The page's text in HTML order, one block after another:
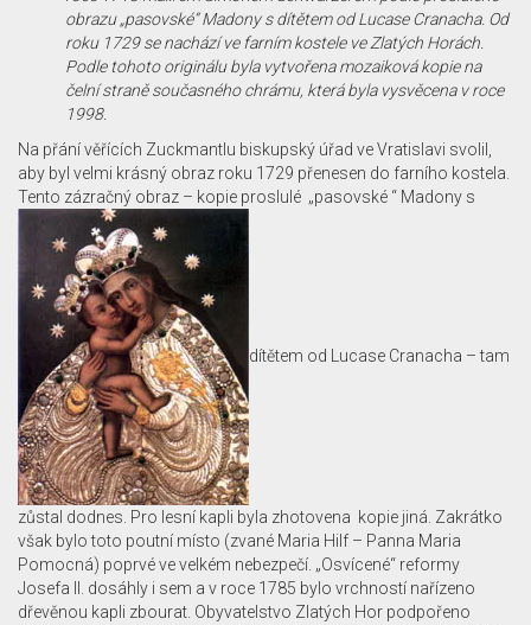
obrazu „pasovské“ Madony s dítětem od Lucase Cranacha. Od
roku 1729 se nachází ve farním kostele ve Zlatých Horách.
Podle tohoto originálu byla vytvořena mozaiková kopie na
čelní straně současného chrámu, která byla vysvěcena v roce
1998.
Na přání věřících Zuckmantlu biskupský úřad ve Vratislavi svolil,
aby byl velmi krásný obraz roku 1729 přenesen do farního kostela.
Tento zázračný obraz – kopie proslulé „pasovské “ Madony s
dítětem od Lucase Cranacha – tam
zůstal dodnes. Pro lesní kapli byla zhotovena kopie jiná. Zakrátko
však bylo toto poutní místo (zvané Maria Hilf – Panna Maria
Pomocná) poprvé ve velkém nebezpečí. „Osvícené“ reformy
Josefa II. dosáhly i sem a v roce 1785 bylo vrchností nařízeno
dřevěnou kapli zbourat. Obyvatelstvo Zlatých Hor podpořeno